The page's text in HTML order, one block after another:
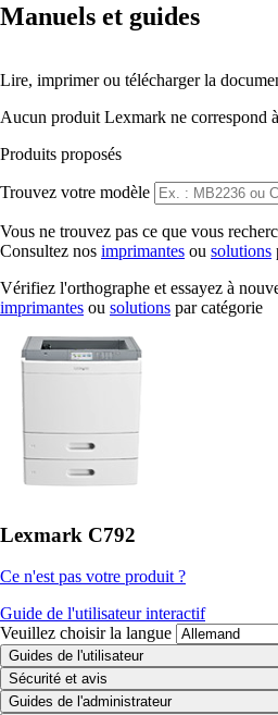
Manuels et guides
Lire, imprimer ou télécharger la
Aucun produit Lexmark ne correspond
Produits proposés
Trouvez votre modèle
Vous ne trouvez pas ce que vous
Consultez nos imprimantes ou solutions
Vérifiez l'orthographe et essayez à
imprimantes ou solutions par catégorie
Lexmark C792
Ce n'est pas votre produit ?
Guide de l'utilisateur interactif
Veuillez choisir la langue
Guides de l'utilisateur
Sécurité et avis
Guides de l'administrateur